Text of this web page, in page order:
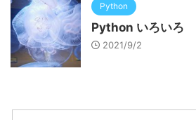
Python
Python いろいろ
2021/9/2